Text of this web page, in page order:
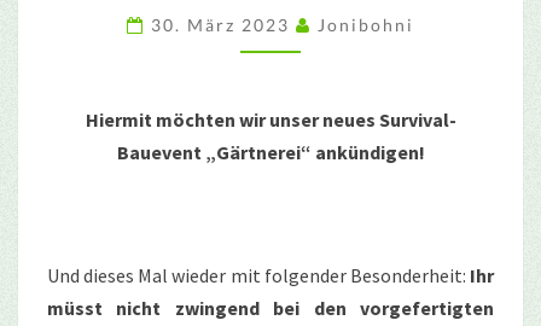
30. März 2023 Jonibohni
Hiermit möchten wir unser neues Survival-
Bauevent „Gärtnerei“ ankündigen!
Und dieses Mal wieder mit folgender Besonderheit: Ihr
müsst nicht zwingend bei den vorgefertigten